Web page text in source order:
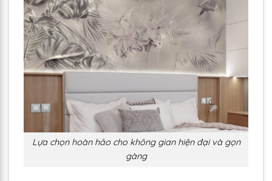
Lựa chọn hoàn hảo cho không gian hiện đại và gọn
gàng